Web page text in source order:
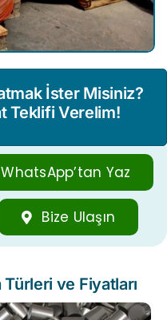
İster Misiniz?
Teklifi Verelim!
WhatsApp’tan Yaz
Bize Ulaşın
Türleri ve Fiyatları